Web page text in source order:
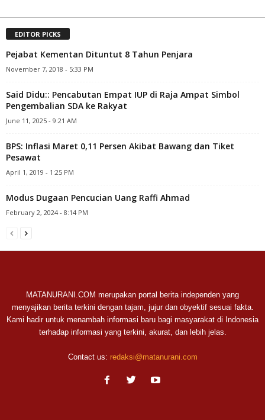
EDITOR PICKS
Pejabat Kementan Dituntut 8 Tahun Penjara
November 7, 2018 - 5:33 PM
Said Didu:: Pencabutan Empat IUP di Raja Ampat Simbol
Pengembalian SDA ke Rakyat
June 11, 2025 - 9:21 AM
BPS: Inflasi Maret 0,11 Persen Akibat Bawang dan Tiket
Pesawat
April 1, 2019 - 1:25 PM
Modus Dugaan Pencucian Uang Raffi Ahmad
February 2, 2024 - 8:14 PM
MATANURANI.COM merupakan portal berita independen yang
menyajikan berita terkini dengan tajam, jujur dan obyektif sesuai fakta.
Kami hadir untuk menambah informasi baru bagi masyarakat di Indonesia
terhadap informasi yang terkini, akurat, dan lebih jelas.
Contact us: redaksi@matanurani.com